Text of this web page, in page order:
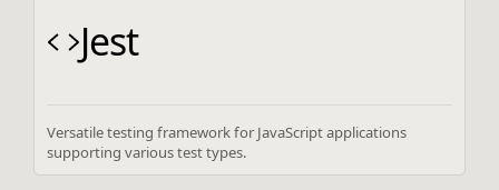
Jest
Versatile testing framework for JavaScript applications
supporting various test types.